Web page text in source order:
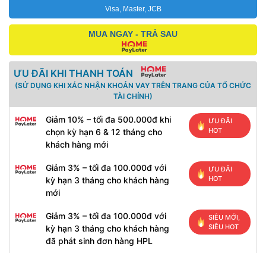
Visa, Master, JCB
MUA NGAY - TRẢ SAU
ƯU ĐÃI KHI THANH TOÁN
(SỬ DỤNG KHI XÁC NHẬN KHOẢN VAY TRÊN TRANG CỦA TỔ CHỨC
TÀI CHÍNH)
Giảm 10% – tối đa 500.000đ khi
chọn kỳ hạn 6 & 12 tháng cho
khách hàng mới
ƯU ĐÃI
HOT
Giảm 3% – tối đa 100.000đ với
kỳ hạn 3 tháng cho khách hàng
mới
ƯU ĐÃI
HOT
Giảm 3% – tối đa 100.000đ với
kỳ hạn 3 tháng cho khách hàng
đã phát sinh đơn hàng HPL
SIÊU MỚI,
SIÊU HOT